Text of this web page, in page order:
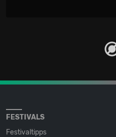
FESTIVALS
Festivaltipps